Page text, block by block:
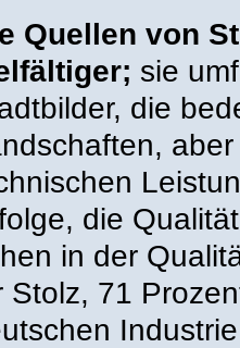
Quellen von
sie
die
die
in der
Stolz, 71